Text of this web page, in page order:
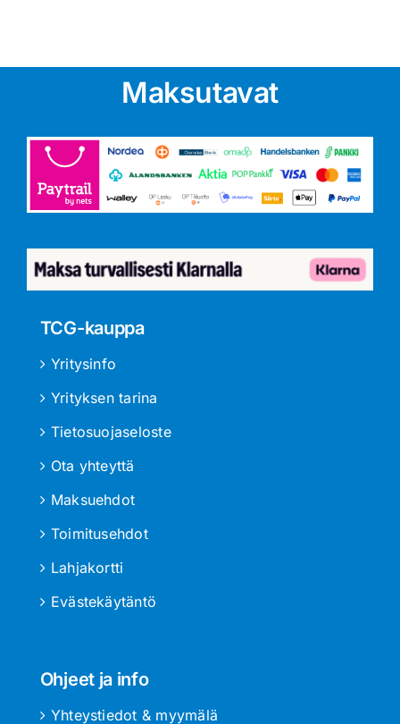
Maksutavat
TCG-kauppa
Yritysinfo
Yrityksen tarina
Tietosuojaseloste
Ota yhteyttä
Maksuehdot
Toimitusehdot
Lahjakortti
Evästekäytäntö
Ohjeet ja info
Yhteystiedot & myymälä